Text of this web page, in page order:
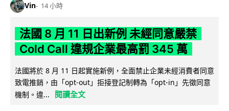
Vin 14 小時
法國 8 月 11 日出新例 未經同意嚴禁
Cold Call 違規企業最高罰 345 萬
法國將於 8 月 11 日起實施新例，全面禁止企業未經消費者同意
致電推銷，由「opt-out」拒接登記制轉為「opt-in」先徵同意
機制。違...
閱讀全文